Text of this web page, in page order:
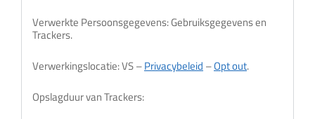
Verwerkte Persoonsgegevens: Gebruiksgegevens en
Trackers.
Verwerkingslocatie: VS –Privacybeleid –Opt out.
Opslagduur van Trackers: